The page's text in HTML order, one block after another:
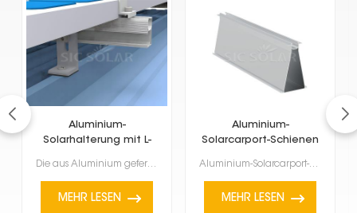
Aluminium-
Solarhalterung mit L-
Metalldächer
Die aus Aluminium gefertigte L-förmige Solarhalterung für Metalldächer ist leicht, korrosionsbeständ...
MEHR LESEN
Aluminium-
Solarcarport-Schienen
Aluminium-Solarcarport-Schienen sind für die Befestigung von Solarmodulen auf Carports unerlässlich....
MEHR LESEN